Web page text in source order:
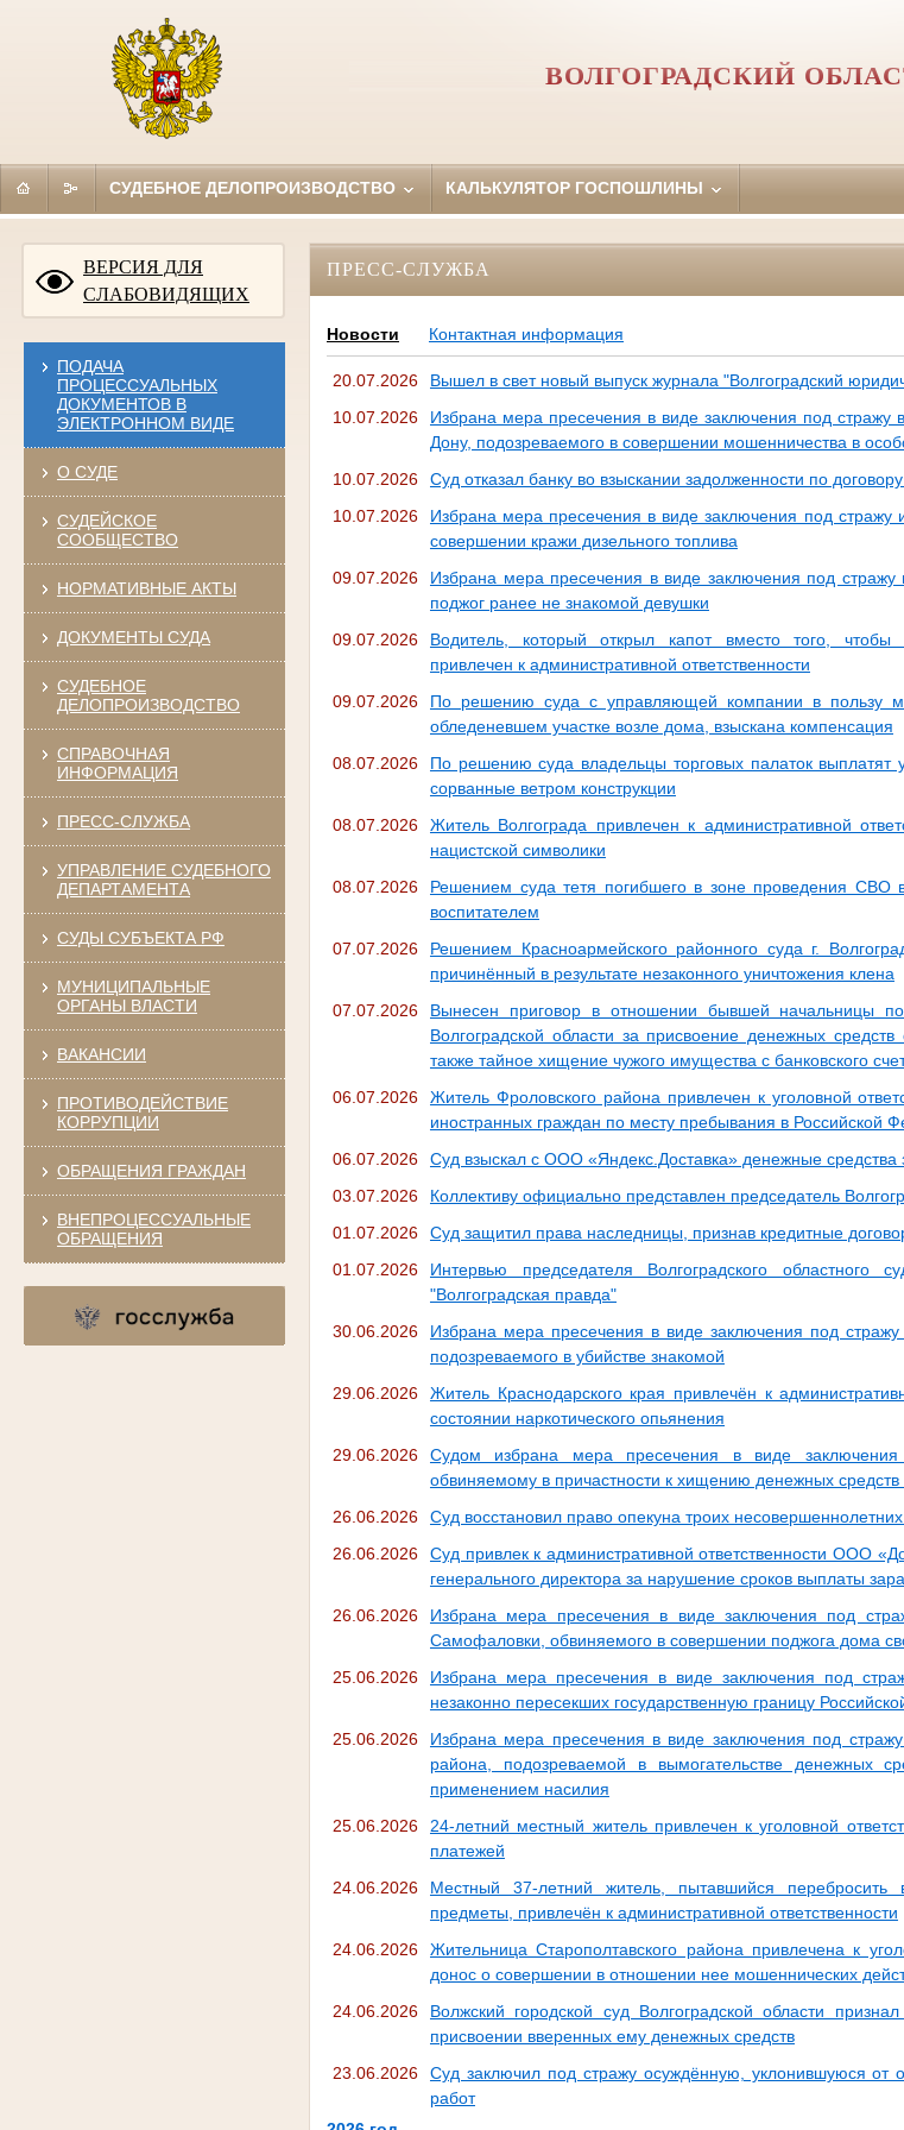
ВОЛГОГРАДСКИЙ
СУДЕБНОЕ ДЕЛОПРОИЗВОДСТВО КАЛЬКУЛЯТОР ГОСПОШЛИНЫ
ВЕРСИЯ ДЛЯ
СЛАБОВИДЯЩИХ
ПОДАЧА
ПРОЦЕССУАЛЬНЫХ
ДОКУМЕНТОВ В
ЭЛЕКТРОННОМ ВИДЕ
О СУДЕ
СУДЕЙСКОЕ
СООБЩЕСТВО
НОРМАТИВНЫЕ АКТЫ
ДОКУМЕНТЫ СУДА
СУДЕБНОЕ
ДЕЛОПРОИЗВОДСТВО
СПРАВОЧНАЯ
ИНФОРМАЦИЯ
ПРЕСС-СЛУЖБА
УПРАВЛЕНИЕ СУДЕБНОГО
ДЕПАРТАМЕНТА
СУДЫ СУБЪЕКТА РФ
МУНИЦИПАЛЬНЫЕ
ОРГАНЫ ВЛАСТИ
ВАКАНСИИ
ПРОТИВОДЕЙСТВИЕ
КОРРУПЦИИ
ОБРАЩЕНИЯ ГРАЖДАН
ВНЕПРОЦЕССУАЛЬНЫЕ
ОБРАЩЕНИЯ
ПРЕСС-СЛУЖБА
Новости Контактная информация
20.07.2026
Вышел в свет новый выпуск журнала "Волгоградский
10.07.2026
Избрана мера пресечения в виде заключения под стражу
Дону, подозреваемого в совершении мошенничества в
10.07.2026
Суд отказал банку во взыскании задолженности по
10.07.2026
Избрана мера пресечения в виде заключения под стражу
совершении кражи дизельного топлива
09.07.2026
Избрана мера пресечения в виде заключения под стражу
поджог ранее не знакомой девушки
09.07.2026
Водитель, который открыл капот вместо того, чтобы
привлечен к административной ответственности
09.07.2026
По решению суда с управляющей компании в пользу
обледеневшем участке возле дома, взыскана компенсация
08.07.2026
По решению суда владельцы торговых палаток
сорванные ветром конструкции
08.07.2026
Житель Волгограда привлечен к административной
нацистской символики
08.07.2026
Решением суда тетя погибшего в зоне проведения СВО
воспитателем
07.07.2026
Решением Красноармейского районного суда г.
причинённый в результате незаконного уничтожения клена
07.07.2026
Вынесен приговор в отношении бывшей начальницы
Волгоградской области за присвоение денежных
также тайное хищение чужого имущества с банковского
06.07.2026
Житель Фроловского района привлечен к уголовной
иностранных граждан по месту пребывания в Российской
06.07.2026
Суд взыскал с ООО «Яндекс.Доставка» денежные средства
03.07.2026
Коллективу официально представлен председатель
01.07.2026
Суд защитил права наследницы, признав кредитные
01.07.2026
Интервью председателя Волгоградского областного
"Волгоградская правда"
30.06.2026
Избрана мера пресечения в виде заключения под
подозреваемого в убийстве знакомой
29.06.2026
Житель Краснодарского края привлечён к
состоянии наркотического опьянения
29.06.2026
Судом избрана мера пресечения в виде
обвиняемому в причастности к хищению денежных
26.06.2026
Суд восстановил право опекуна троих
26.06.2026
Суд привлек к административной ответственности ООО
генерального директора за нарушение сроков выплаты
26.06.2026
Избрана мера пресечения в виде заключения под
Самофаловки, обвиняемого в совершении поджога дома
25.06.2026
Избрана мера пресечения в виде заключения под
незаконно пересекших государственную границу
25.06.2026
Избрана мера пресечения в виде заключения под
района, подозреваемой в вымогательстве денежных
применением насилия
25.06.2026
24-летний местный житель привлечен к уголовной
платежей
24.06.2026
Местный 37-летний житель, пытавшийся
предметы, привлечён к административной ответственности
24.06.2026
Жительница Старополтавского района привлечена к
донос о совершении в отношении нее мошеннических
24.06.2026
Волжский городской суд Волгоградской области
присвоении вверенных ему денежных средств
23.06.2026
Суд заключил под стражу осуждённую, уклонившуюся от
работ